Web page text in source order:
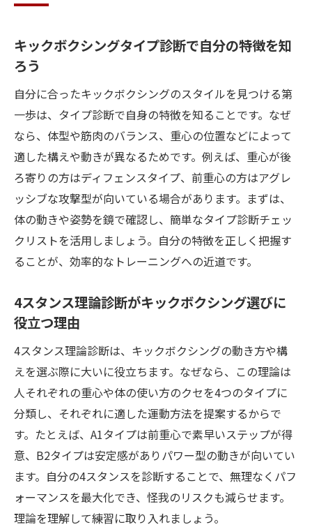
自分に合うキックボクシング流派の見つけ
4スタンス理論で探る最適な動き方
キックボクシングに活かす4スタンス理論の
基礎知識
4スタンス理論で得意な動きを知るコツ
ボクシング理論と4スタンス理論の違いと共
通点
キックボクシングの動きに合う重心の使い
方解説
ング練習を
著名選手も活用する4スタンス理論の実践例
キックボクシングの構えを理論で理解
キックボクシング構えの種類と4スタンス理
論の関係
日本人に多いキックボクシング構えの特徴
4スタンス理論で自分に合う構えを選ぶ方法
キックボクシング構えの改善に役立つ理論
的視点
ボクシング理論と比較した構えの最適化
キックボクシングタイプ診断で自分の特徴を知
ろう
自分に合ったキックボクシングのスタイルを見つける第
一歩は、タイプ診断で自身の特徴を知ることです。なぜ
なら、体型や筋肉のバランス、重心の位置などによって
適した構えや動きが異なるためです。例えば、重心が後
ろ寄りの方はディフェンスタイプ、前重心の方はアグレ
ッシブな攻撃型が向いている場合があります。まずは、
体の動きや姿勢を鏡で確認し、簡単なタイプ診断チェッ
クリストを活用しましょう。自分の特徴を正しく把握す
ることが、効率的なトレーニングへの近道です。
4スタンス理論診断がキックボクシング選びに
役立つ理由
4スタンス理論診断は、キックボクシングの動き方や構
えを選ぶ際に大いに役立ちます。なぜなら、この理論は
人それぞれの重心や体の使い方のクセを4つのタイプに
分類し、それぞれに適した運動方法を提案するからで
す。たとえば、A1タイプは前重心で素早いステップが得
意、B2タイプは安定感がありパワー型の動きが向いてい
ます。自分の4スタンスを診断することで、無理なくパフ
ォーマンスを最大化でき、怪我のリスクも減らせます。
理論を理解して練習に取り入れましょう。